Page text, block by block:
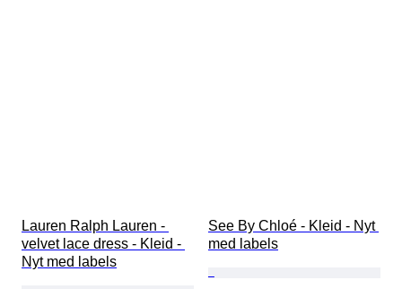
Lauren Ralph Lauren -
velvet lace dress - Kleid -
Nyt med labels
See By Chloé - Kleid - Nyt
med labels